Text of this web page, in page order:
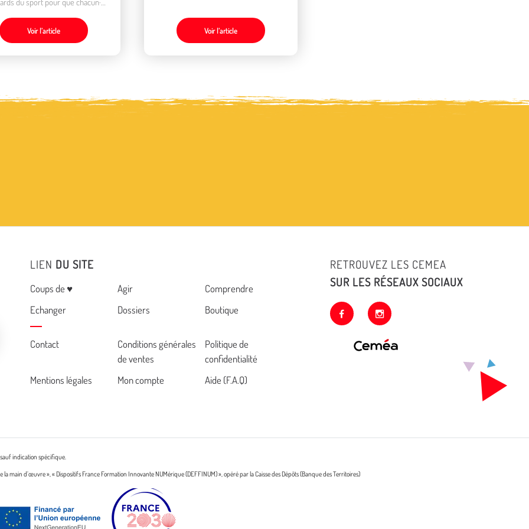
Voir l’article Voir l’article
LIEN DU SITE
Menu
Coups de ♥ Agir
Comprendre
Echanger
Dossiers Boutique
Cemea
footer
Contact
Conditions générales
de ventes
Politique de
confidentialité
Mentions légales
Mon compte Aide (F.A.Q)
RETROUVEZ LES CEMEA
SUR LES RÉSEAUX SOCIAUX
facebook instagram
indication spécifique.
main d’œuvre », « Dispositifs France Formation Innovante NUMérique (DEFFINUM) », opéré par la Caisse des Dépôts (Banque des Territoires)